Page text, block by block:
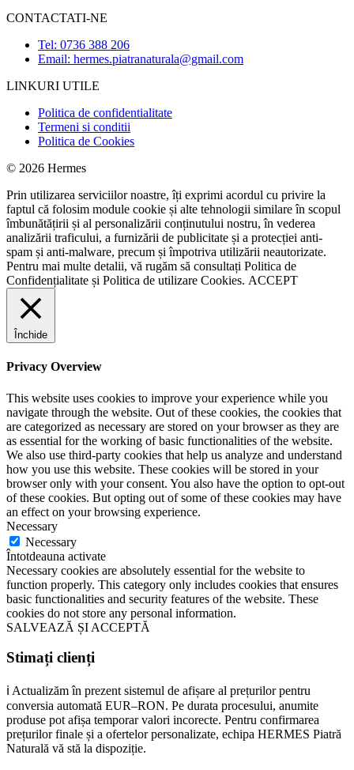
CONTACTATI-NE
Tel: 0736 388 206
Email: hermes.piatranaturala@gmail.com
LINKURI UTILE
Politica de confidentialitate
Termeni si conditii
Politica de Cookies
© 2026 Hermes
Prin utilizarea serviciilor noastre, îți exprimi acordul cu privire la
faptul că folosim module cookie și alte tehnologii similare în scopul
îmbunătățirii și al personalizării conținutului nostru, în vederea
analizării traficului, a furnizării de publicitate și a protecției anti-
spam și anti-malware, precum și împotriva utilizării neautorizate.
Pentru mai multe detalii, vă rugăm să consultați Politica de
Confidențialitate și Politica de utilizare Cookies. ACCEPT
Închide
Privacy Overview
This website uses cookies to improve your experience while you
navigate through the website. Out of these cookies, the cookies that
are categorized as necessary are stored on your browser as they are
as essential for the working of basic functionalities of the website.
We also use third-party cookies that help us analyze and understand
how you use this website. These cookies will be stored in your
browser only with your consent. You also have the option to opt-out
of these cookies. But opting out of some of these cookies may have
an effect on your browsing experience.
Necessary
Necessary
Întotdeauna activate
Necessary cookies are absolutely essential for the website to
function properly. This category only includes cookies that ensures
basic functionalities and security features of the website. These
cookies do not store any personal information.
SALVEAZĂ ȘI ACCEPTĂ
Stimați clienți
ℹ️ Actualizăm în prezent sistemul de afișare al prețurilor pentru
conversia automată EUR–RON. Pe durata procesului, anumite
produse pot afișa temporar valori incorecte. Pentru confirmarea
prețurilor finale și a ofertelor personalizate, echipa HERMES Piatră
Naturală vă stă la dispoziție.